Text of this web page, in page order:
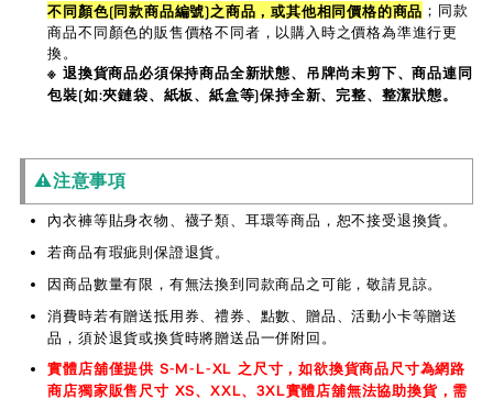
不同顏色(同款商品編號)之商品，或其他相同價格的商品 ；同款
商品不同顏色的販售價格不同者，以購入時之價格為準進行更
換。
※ 退換貨商品必須保持商品全新狀態、吊牌尚未剪下、商品連同
包裝(如:夾鏈袋、紙板、紙盒等)保持全新、完整、整潔狀態。
⚠️注意事項
內衣褲等貼身衣物、襪子類、耳環等商品，恕不接受退換貨。
若商品有瑕疵則保證退貨。
因商品數量有限，有無法換到同款商品之可能，敬請見諒。
消費時若有贈送抵用券、禮券、點數、贈品、活動小卡等贈送
品，須於退貨或換貨時將贈送品一併附回。
實體店舖僅提供 S-M-L-XL 之尺寸，如欲換貨商品尺寸為網路
商店獨家販售尺寸 XS、XXL、3XL實體店舖無法協助換貨，需